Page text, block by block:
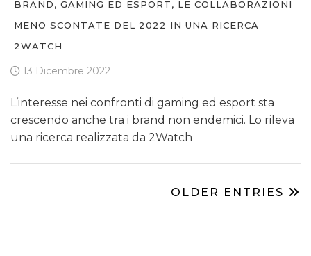
BRAND, GAMING ED ESPORT, LE COLLABORAZIONI
MENO SCONTATE DEL 2022 IN UNA RICERCA
2WATCH
13 Dicembre 2022
L’interesse nei confronti di gaming ed esport sta
crescendo anche tra i brand non endemici. Lo rileva
una ricerca realizzata da 2Watch
OLDER ENTRIES